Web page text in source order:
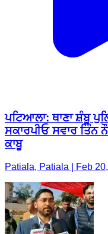
ਪਟਿਆਲਾ: ਥਾਣਾ ਸ਼ੰਬੂ
ਸਕਾਰਪੀਓ ਸਵਾਰ ਤਿੰਨ
ਕਾਬੂ
Patiala, Patiala | Feb